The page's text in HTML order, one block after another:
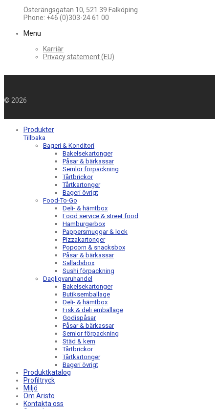
Österängsgatan 10, 521 39 Falköping
Phone: +46 (0)303-24 61 00
Menu
Karriär
Privacy statement (EU)
© 2026
Produkter
Tillbaka
Bageri & Konditori
Bakelsekartonger
Påsar & bärkassar
Semlor förpackning
Tårtbrickor
Tårtkartonger
Bageri övrigt
Food-To-Go
Deli- & hämtbox
Food service & street food
Hamburgerbox
Pappersmuggar & lock
Pizzakartonger
Popcorn & snacksbox
Påsar & bärkassar
Salladsbox
Sushi förpackning
Dagligvaruhandel
Bakelsekartonger
Butiksemballage
Deli- & hämtbox
Fisk & deli emballage
Godispåsar
Påsar & bärkassar
Semlor förpackning
Städ & kem
Tårtbrickor
Tårtkartonger
Bageri övrigt
Produktkatalog
Profiltryck
Miljö
Om Aristo
Kontakta oss